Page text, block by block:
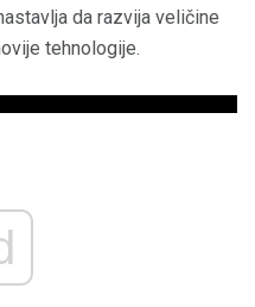
da razvija veličine
tehnologije.